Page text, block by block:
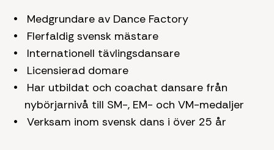
Medgrundare av Dance Factory
Flerfaldig svensk mästare
Internationell tävlingsdansare
Licensierad domare
Har utbildat och coachat dansare från
nybörjarnivå till SM-, EM- och VM-medaljer
Verksam inom svensk dans i över 25 år